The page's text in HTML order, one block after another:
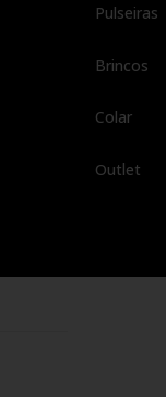
Pulseiras
Brincos
Colar
Outlet